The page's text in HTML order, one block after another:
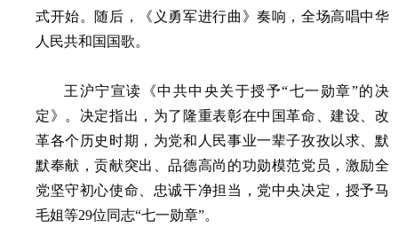
式开始。随后，《义勇军进行曲》奏响，全场高唱中华
人民共和国国歌。
王沪宁宣读《中共中央关于授予“七一勋章”的决
定》。决定指出，为了隆重表彰在中国革命、建设、改
革各个历史时期，为党和人民事业一辈子孜孜以求、默
默奉献，贡献突出、品德高尚的功勋模范党员，激励全
党坚守初心使命、忠诚干净担当，党中央决定，授予马
毛姐等29位同志“七一勋章”。